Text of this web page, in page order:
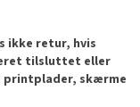
ikke retur, hvis
tilsluttet eller
skærme